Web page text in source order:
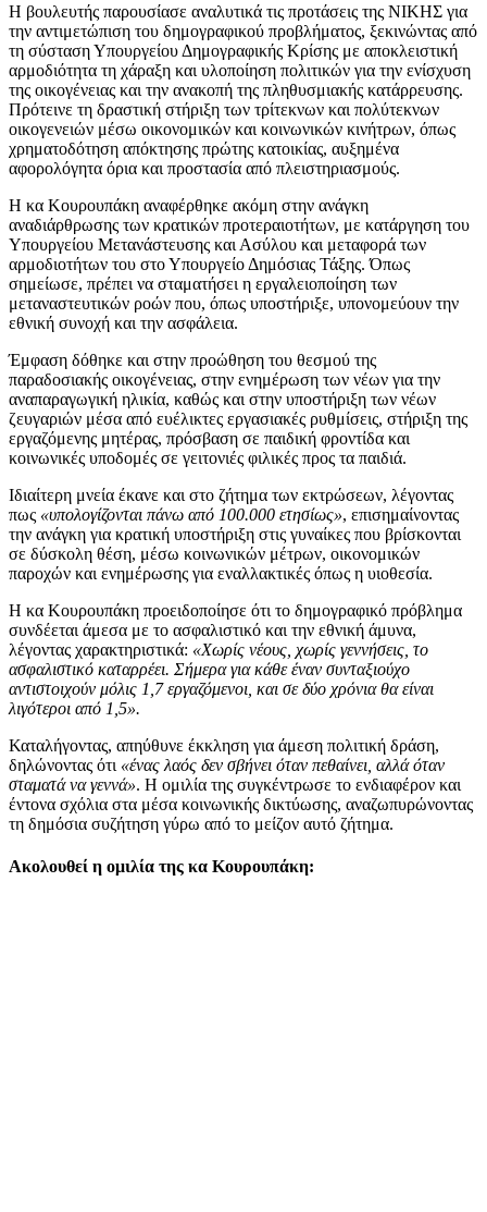
Η βουλευτής παρουσίασε αναλυτικά τις προτάσεις της ΝΙΚΗΣ για
την αντιμετώπιση του δημογραφικού προβλήματος, ξεκινώντας από
τη σύσταση Υπουργείου Δημογραφικής Κρίσης με αποκλειστική
αρμοδιότητα τη χάραξη και υλοποίηση πολιτικών για την ενίσχυση
της οικογένειας και την ανακοπή της πληθυσμιακής κατάρρευσης.
Πρότεινε τη δραστική στήριξη των τρίτεκνων και πολύτεκνων
οικογενειών μέσω οικονομικών και κοινωνικών κινήτρων, όπως
χρηματοδότηση απόκτησης πρώτης κατοικίας, αυξημένα
αφορολόγητα όρια και προστασία από πλειστηριασμούς.
Η κα Κουρουπάκη αναφέρθηκε ακόμη στην ανάγκη
αναδιάρθρωσης των κρατικών προτεραιοτήτων, με κατάργηση του
Υπουργείου Μετανάστευσης και Ασύλου και μεταφορά των
αρμοδιοτήτων του στο Υπουργείο Δημόσιας Τάξης. Όπως
σημείωσε, πρέπει να σταματήσει η εργαλειοποίηση των
μεταναστευτικών ροών που, όπως υποστήριξε, υπονομεύουν την
εθνική συνοχή και την ασφάλεια.
Έμφαση δόθηκε και στην προώθηση του θεσμού της
παραδοσιακής οικογένειας, στην ενημέρωση των νέων για την
αναπαραγωγική ηλικία, καθώς και στην υποστήριξη των νέων
ζευγαριών μέσα από ευέλικτες εργασιακές ρυθμίσεις, στήριξη της
εργαζόμενης μητέρας, πρόσβαση σε παιδική φροντίδα και
κοινωνικές υποδομές σε γειτονιές φιλικές προς τα παιδιά.
Ιδιαίτερη μνεία έκανε και στο ζήτημα των εκτρώσεων, λέγοντας
πως «υπολογίζονται πάνω από 100.000 ετησίως», επισημαίνοντας
την ανάγκη για κρατική υποστήριξη στις γυναίκες που βρίσκονται
σε δύσκολη θέση, μέσω κοινωνικών μέτρων, οικονομικών
παροχών και ενημέρωσης για εναλλακτικές όπως η υιοθεσία.
Η κα Κουρουπάκη προειδοποίησε ότι το δημογραφικό πρόβλημα
συνδέεται άμεσα με το ασφαλιστικό και την εθνική άμυνα,
λέγοντας χαρακτηριστικά: «Χωρίς νέους, χωρίς γεννήσεις, το
ασφαλιστικό καταρρέει. Σήμερα για κάθε έναν συνταξιούχο
αντιστοιχούν μόλις 1,7 εργαζόμενοι, και σε δύο χρόνια θα είναι
λιγότεροι από 1,5».
Καταλήγοντας, απηύθυνε έκκληση για άμεση πολιτική δράση,
δηλώνοντας ότι «ένας λαός δεν σβήνει όταν πεθαίνει, αλλά όταν
σταματά να γεννά». Η ομιλία της συγκέντρωσε το ενδιαφέρον και
έντονα σχόλια στα μέσα κοινωνικής δικτύωσης, αναζωπυρώνοντας
τη δημόσια συζήτηση γύρω από το μείζον αυτό ζήτημα.
Ακολουθεί η ομιλία της κα Κουρουπάκη: